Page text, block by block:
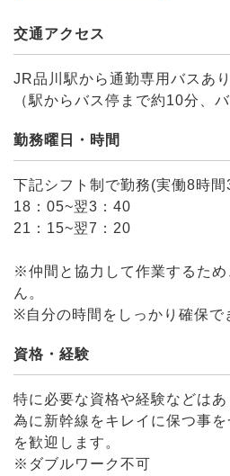
交通アクセス
JR品川駅から通勤専用バスあり
（駅からバス停まで約10分、
勤務曜日・時間
下記シフト制で勤務(実働8時間
18：05~翌3：40
21：15~翌7：20
※仲間と協力して作業するた
ん。
※自分の時間をしっかり確保で
資格・経験
特に必要な資格や経験などは
為に新幹線をキレイに保つ事
を歓迎します。
※ダブルワーク不可